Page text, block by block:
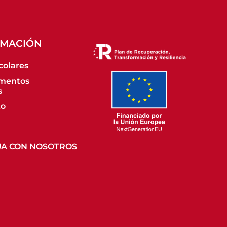
CON NOSOTROS